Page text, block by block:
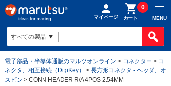
マイページ カート
0
MENU
電子部品・半導体通販のマルツオンライン > コネクター > コ
ネクタ、相互接続（DigiKey）
> 長方形コネクタ - ヘッダ、オ
スピン > CONN HEADER R/A 4POS 2.54MM